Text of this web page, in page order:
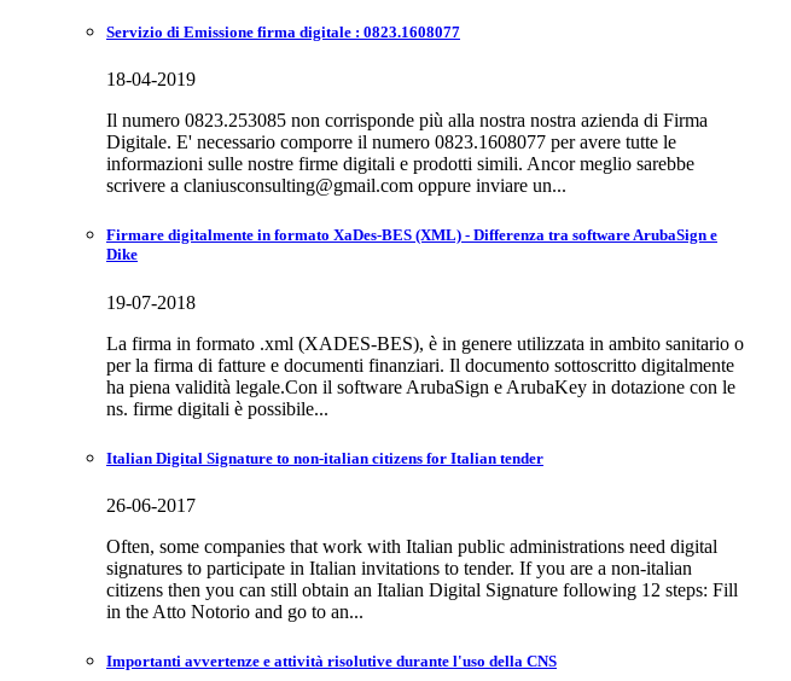
Servizio di Emissione firma digitale : 0823.1608077
18-04-2019
Il numero 0823.253085 non corrisponde più alla nostra nostra azienda di Firma
Digitale. E' necessario comporre il numero 0823.1608077 per avere tutte le
informazioni sulle nostre firme digitali e prodotti simili. Ancor meglio sarebbe
scrivere a claniusconsulting@gmail.com oppure inviare un...
Firmare digitalmente in formato XaDes-BES (XML) - Differenza tra software ArubaSign e
Dike
19-07-2018
La firma in formato .xml (XADES-BES), è in genere utilizzata in ambito sanitario o
per la firma di fatture e documenti finanziari. Il documento sottoscritto digitalmente
ha piena validità legale.Con il software ArubaSign e ArubaKey in dotazione con le
ns. firme digitali è possibile...
Italian Digital Signature to non-italian citizens for Italian tender
26-06-2017
Often, some companies that work with Italian public administrations need digital
signatures to participate in Italian invitations to tender. If you are a non-italian
citizens then you can still obtain an Italian Digital Signature following 12 steps: Fill
in the Atto Notorio and go to an...
Importanti avvertenze e attività risolutive durante l'uso della CNS